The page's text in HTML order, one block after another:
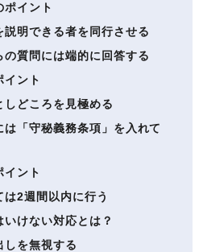
ポイント
説明できる者を同行させる
の質問には端的に回答する
イント
しどころを見極める
は「守秘義務条項」を入れて
イント
は2週間以内に行う
けない対応とは？
しを無視する